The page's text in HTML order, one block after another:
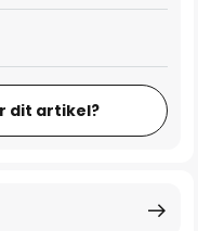
dit artikel?